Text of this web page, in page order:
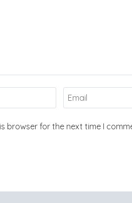
browser for the next time I